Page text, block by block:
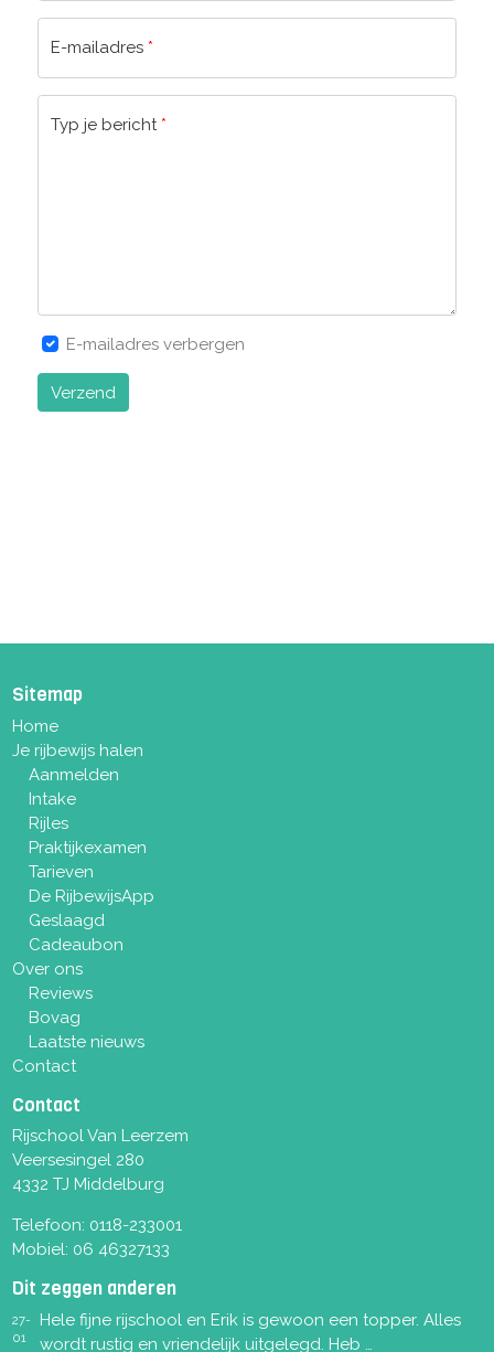
E-mailadres *
Typ je bericht *
E-mailadres verbergen
Verzend
Sitemap
Home
Je rijbewijs halen
Aanmelden
Intake
Rijles
Praktijkexamen
Tarieven
De RijbewijsApp
Geslaagd
Cadeaubon
Over ons
Reviews
Bovag
Laatste nieuws
Contact
Contact
Rijschool Van Leerzem
Veersesingel 280
4332 TJ Middelburg
Telefoon: 0118-233001
Mobiel: 06 46327133
Dit zeggen anderen
27-
01
Hele fijne rijschool en Erik is gewoon een topper. Alles
wordt rustig en vriendelijk uitgelegd. Heb …